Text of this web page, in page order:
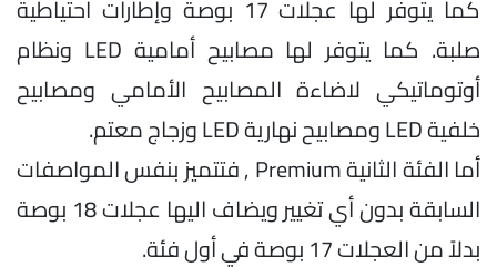
كما يتوفر لها عجلات 17 بوصة وإطارات احتياطية
صلبة. كما يتوفر لها مصابيح أمامية LED ونظام
أوتوماتيكي لاضاءة المصابيح الأمامي ومصابيح
خلفية LED ومصابيح نهارية LED وزجاج معتم.
أما الفئة الثانية Premium , فتتميز بنفس المواصفات
السابقة بدون أي تغيير ويضاف اليها عجلات 18 بوصة
بدلاً من العجلات 17 بوصة في أول فئة.